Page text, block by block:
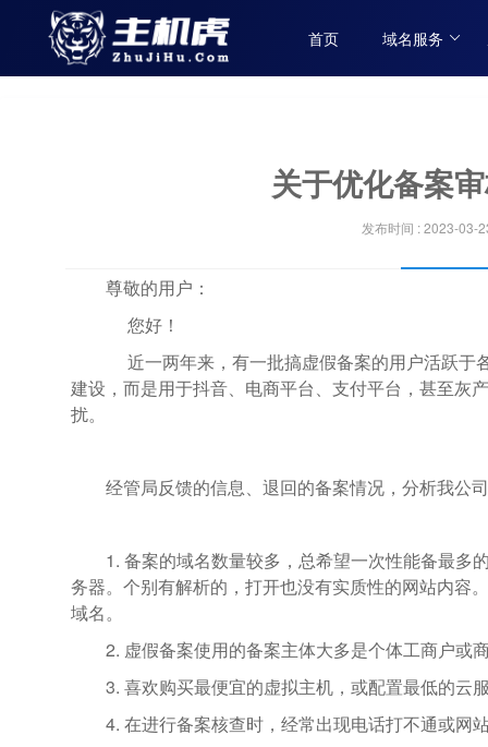
首页 域名服务
关于优化备案
发布时间 : 2023-03-
尊敬的用户：
您好！
近一两年来，有一批搞虚假备案的用户活跃于
建设，而是用于抖音、电商平台、支付平台，甚至灰
扰。
经管局反馈的信息、退回的备案情况，分析我公
1. 备案的域名数量较多，总希望一次性能备最多
务器。个别有解析的，打开也没有实质性的网站内容
域名。
2. 虚假备案使用的备案主体大多是个体工商户或
3. 喜欢购买最便宜的虚拟主机，或配置最低的云
4. 在进行备案核查时，经常出现电话打不通或网